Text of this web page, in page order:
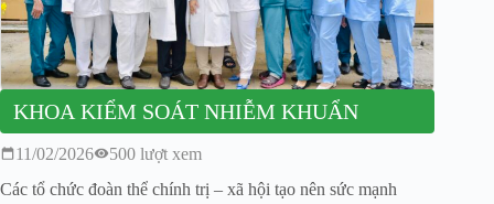
KHOA KIỂM SOÁT NHIỄM KHUẨN
11/02/2026
500 lượt xem
Các tổ chức đoàn thể chính trị – xã hội tạo nên sức mạnh